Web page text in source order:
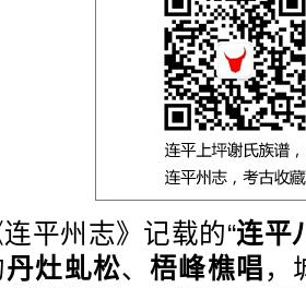
州志》记载的“连平
丹灶虬松、梧峰樵唱 ，